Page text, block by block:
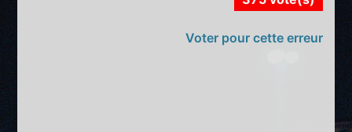
Voter pour cette erreur